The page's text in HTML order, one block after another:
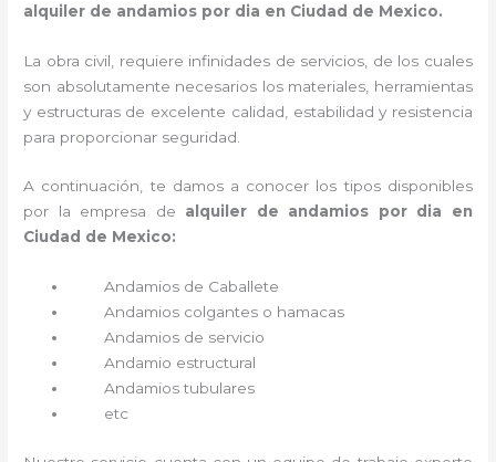
alquiler de andamios por dia en Ciudad de Mexico.
La obra civil, requiere infinidades de servicios, de los cuales
son absolutamente necesarios los materiales, herramientas
y estructuras de excelente calidad, estabilidad y resistencia
para proporcionar seguridad.
A continuación, te damos a conocer los tipos disponibles
por la empresa de alquiler de andamios por dia en
Ciudad de Mexico:
Andamios de Caballete
Andamios colgantes o hamacas
Andamios de servicio
Andamio estructural
Andamios tubulares
etc